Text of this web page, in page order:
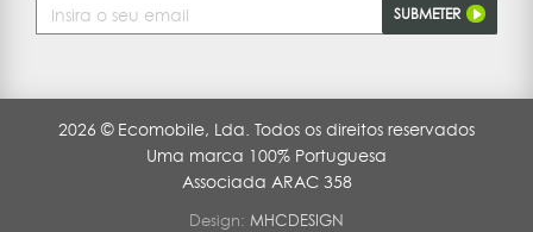
de
Email
SUBMETER
2026 © Ecomobile, Lda. Todos os direitos reservados
Uma marca 100% Portuguesa
Associada ARAC 358
Design: MHCDESIGN